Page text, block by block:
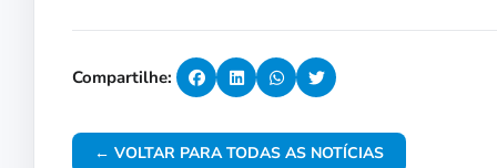
Compartilhe:
← VOLTAR PARA TODAS AS NOTÍCIAS